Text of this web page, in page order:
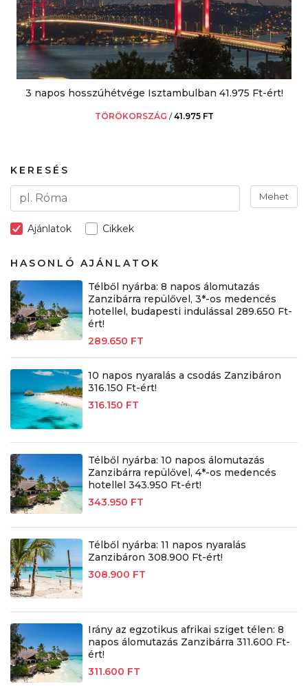
3 napos hosszúhétvége Isztambulban 41.975 Ft-ért!
TÖRÖKORSZÁG /41.975 FT
KERESÉS
Mehet
Ajánlatok Cikkek
HASONLÓ AJÁNLATOK
Télből nyárba: 8 napos álomutazás
Zanzibárra repülővel, 3*-os medencés
hotellel, budapesti indulással 289.650 Ft-
ért!
289.650 FT
10 napos nyaralás a csodás Zanzibáron
316.150 Ft-ért!
316.150 FT
Télből nyárba: 10 napos álomutazás
Zanzibárra repülővel, 4*-os medencés
hotellel 343.950 Ft-ért!
343.950 FT
Télből nyárba: 11 napos nyaralás
Zanzibáron 308.900 Ft-ért!
308.900 FT
Irány az egzotikus afrikai sziget télen: 8
napos álomutazás Zanzibárra 311.600 Ft-
ért!
311.600 FT